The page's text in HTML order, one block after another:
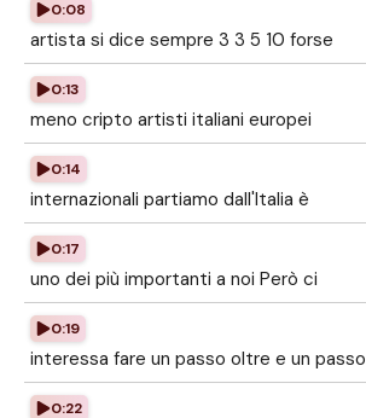
0:08
artista si dice sempre 3 3 5 10 forse
0:13
meno cripto artisti italiani europei
0:14
internazionali partiamo dall'Italia è
0:17
uno dei più importanti a noi Però ci
0:19
interessa fare un passo oltre e un passo
0:22